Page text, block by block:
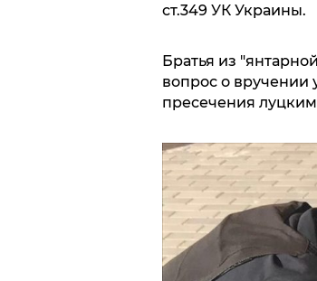
ст.349 УК Украины.
Братья из
вопрос о
пресечения луцким